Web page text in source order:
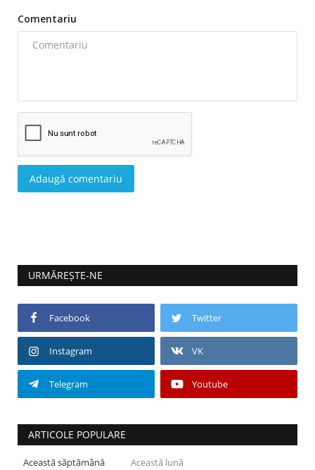
Comentariu
Adaugă comentariu
URMĂREȘTE-NE
Facebook Twitter
Instagram VK
Telegram Youtube
ARTICOLE POPULARE
Această săptămână Această lună